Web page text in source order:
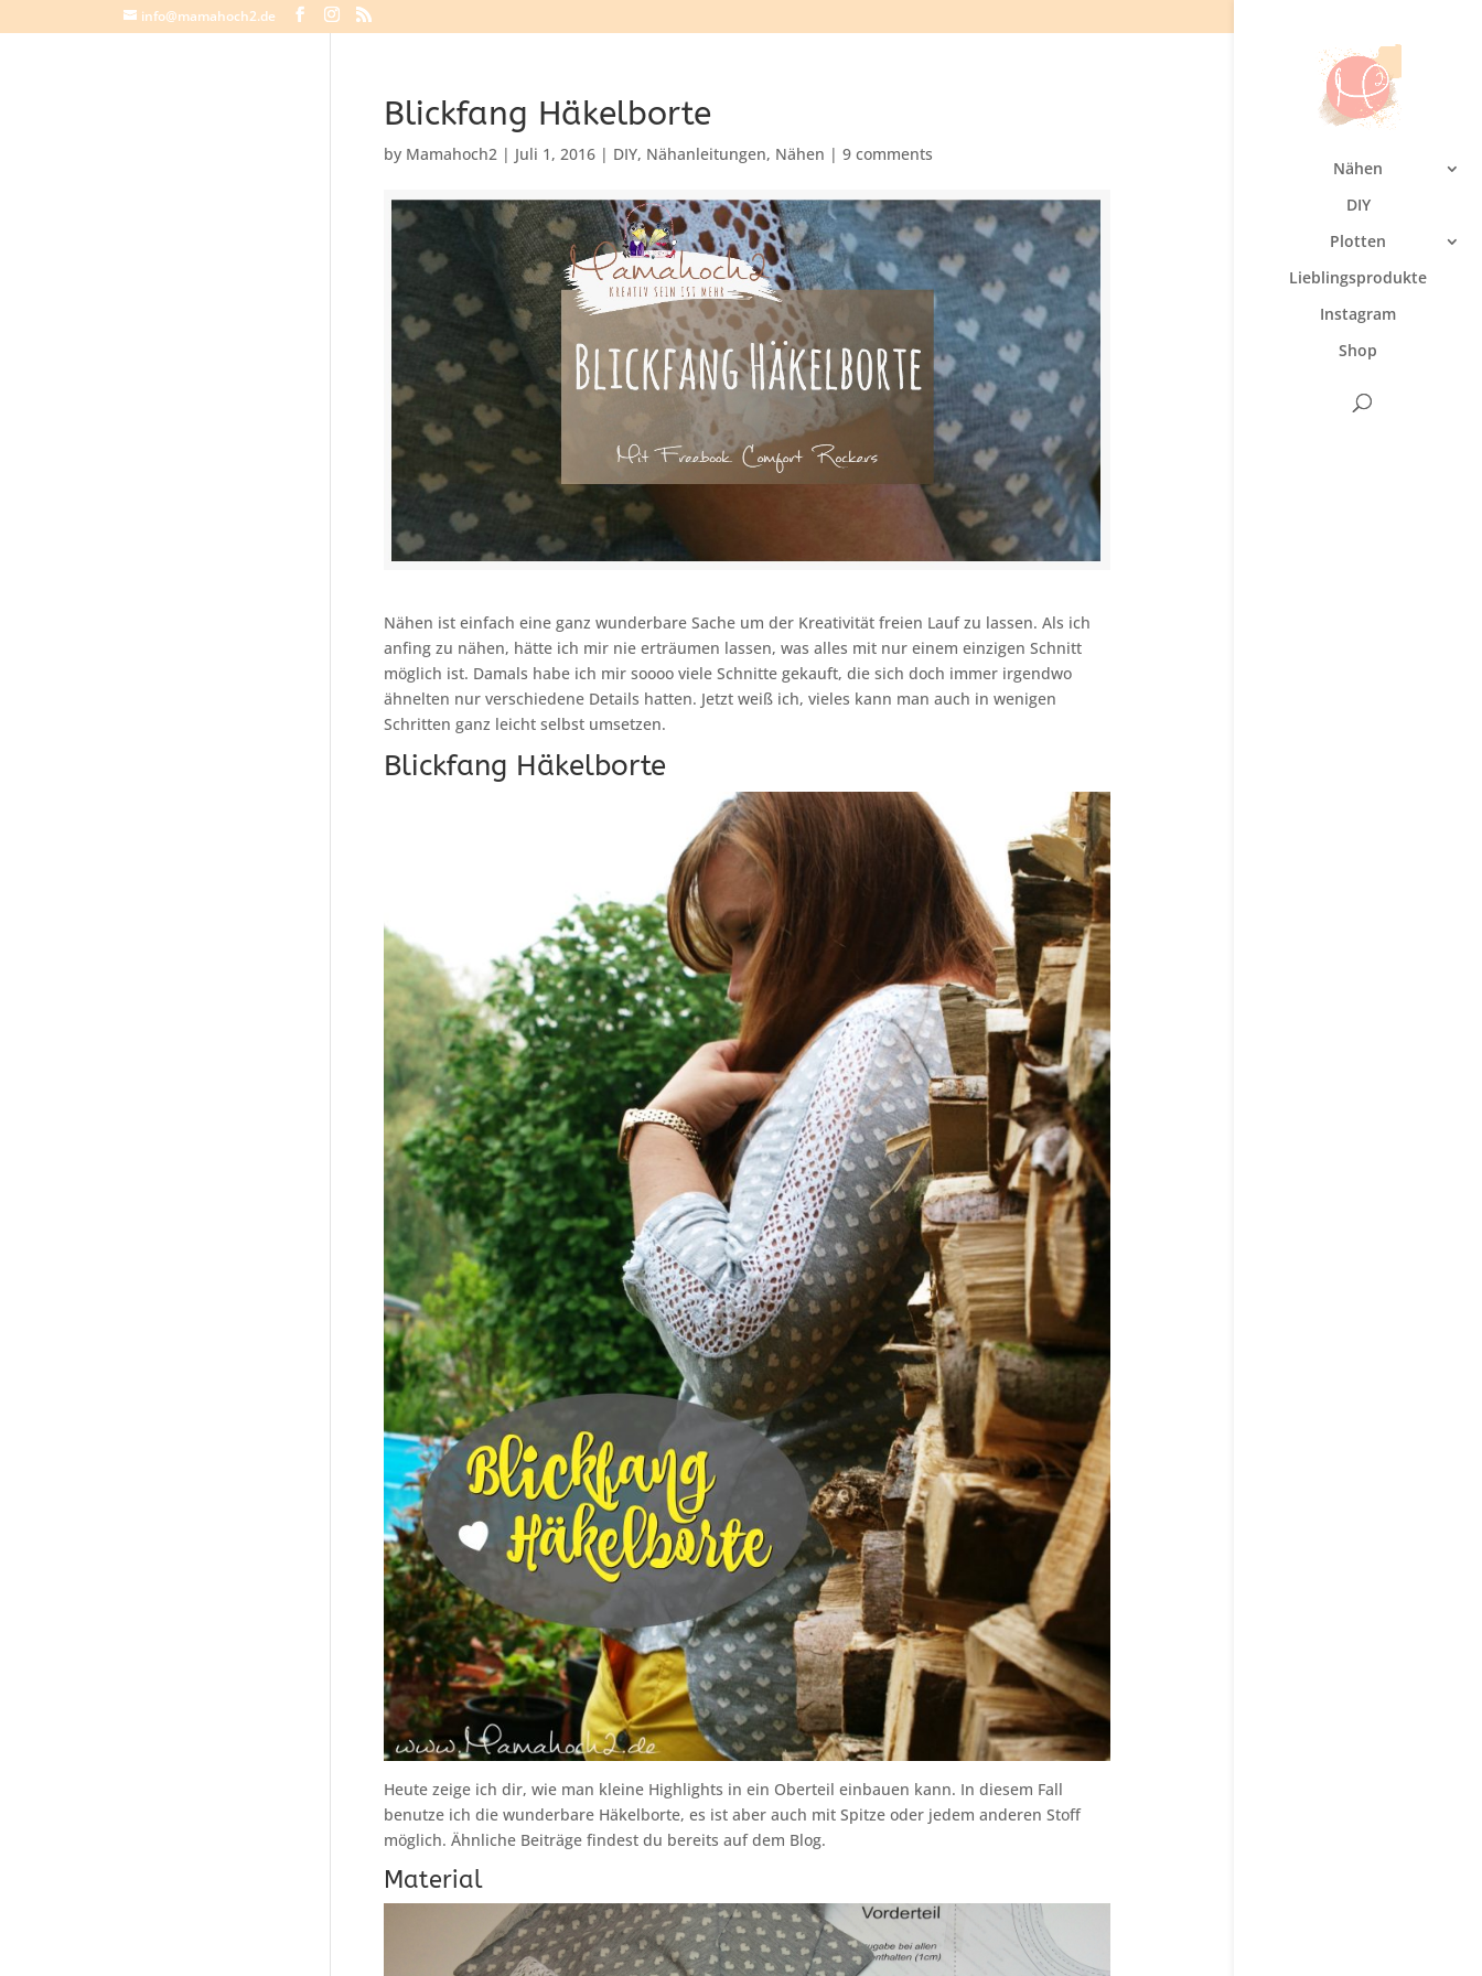
info@mamahoch2.de
Nähen
DIY
Plotten
Lieblingsprodukte
Instagram
Shop
Blickfang Häkelborte
by Mamahoch2 | Juli 1, 2016 | DIY, Nähanleitungen, Nähen |9 comments
Nähen ist einfach eine ganz wunderbare Sache um der Kreativität freien Lauf zu lassen. Als ich
anfing zu nähen, hätte ich mir nie erträumen lassen, was alles mit nur einem einzigen Schnitt
möglich ist. Damals habe ich mir soooo viele Schnitte gekauft, die sich doch immer irgendwo
ähnelten nur verschiedene Details hatten. Jetzt weiß ich, vieles kann man auch in wenigen
Schritten ganz leicht selbst umsetzen.
Blickfang Häkelborte
Heute zeige ich dir, wie man kleine Highlights in ein Oberteil einbauen kann. In diesem Fall
benutze ich die wunderbare Häkelborte, es ist aber auch mit Spitze oder jedem anderen Stoff
möglich. Ähnliche Beiträge findest du bereits auf dem Blog.
Material